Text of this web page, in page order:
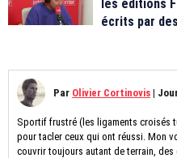
les éditions
écrits par
Par Olivier Cortinovis |
Sportif frustré (les ligaments croisés
pour tacler ceux qui ont réussi. Mon
couvrir toujours autant de terrain, des